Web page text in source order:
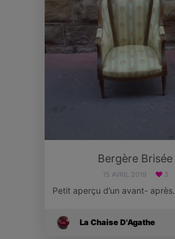
Bergère Brisée
15 AVRIL 2019 3
Petit aperçu d’un avant- après.
La Chaise D'Agathe